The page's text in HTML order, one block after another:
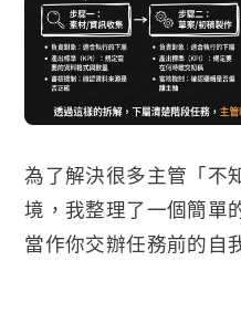
為了解決很多主管「不
境，我整理了一個簡單
當作你交辦任務前的自